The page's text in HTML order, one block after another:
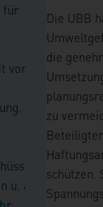
für
von
Er
u. a.
tätig,
Naturschutz
2019
die DB als
2020
CDM Smith,
Die UBB
die
zu
schützen.